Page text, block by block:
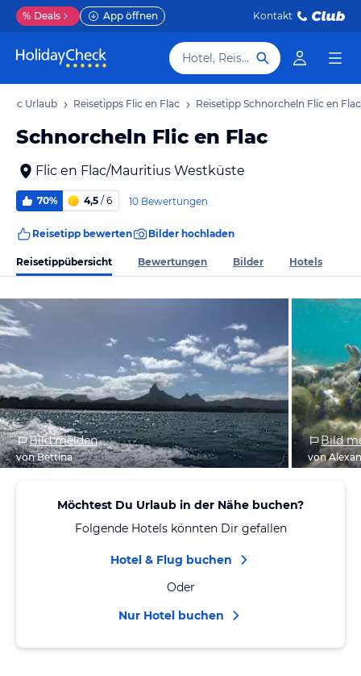
% Deals App öffnen Kontakt
Hotel, Reiseziel
Flac Urlaub Reisetipps Flic en Flac Reisetipp Schnorcheln Flic en Flac
Schnorcheln Flic en Flac
Flic en Flac/Mauritius Westküste
70% 4,5 / 6 10 Bewertungen
Reisetipp bewerten Bilder hochladen
Reisetippübersicht Bewertungen Bilder Hotels
Bild melden
von Bettina
Bild
von
Möchtest Du Urlaub in der Nähe buchen?
Folgende Hotels könnten Dir gefallen
Hotel & Flug buchen
Oder
Nur Hotel buchen